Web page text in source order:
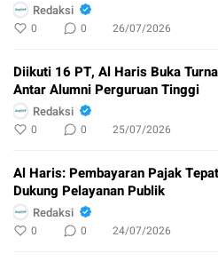
Redaksi
0 0 26/07/2026
Diikuti 16 PT, Al Haris Buka
Antar Alumni Perguruan Tinggi
Redaksi
0 0 25/07/2026
Al Haris: Pembayaran Pajak
Dukung Pelayanan Publik
Redaksi
0 0 24/07/2026